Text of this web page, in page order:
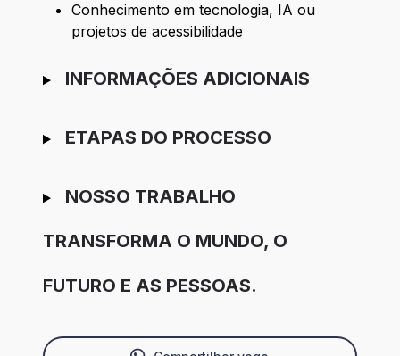
Conhecimento em tecnologia, IA ou
projetos de acessibilidade
INFORMAÇÕES ADICIONAIS
ETAPAS DO PROCESSO
NOSSO TRABALHO
TRANSFORMA O MUNDO, O
FUTURO E AS PESSOAS.